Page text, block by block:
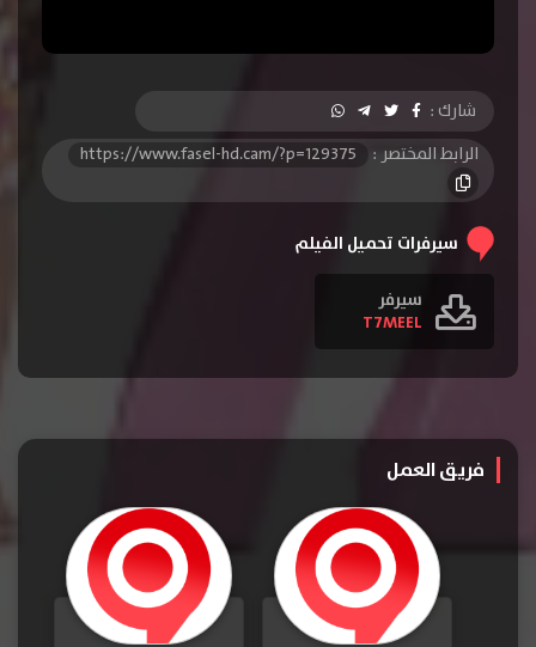
شارك :
الرابط المختصر :
https://www.fasel-hd.cam/?p=129375
سيرفرات تحميل الفيلم
سيرفر
T7MEEL
فريق العمل